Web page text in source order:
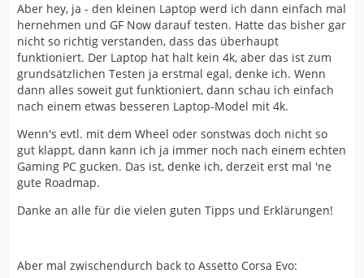
- Du machst deinen GF Now Account. Buchst einen
Monat oder gleich 6.
- Du verküpft deinen Steam/Epic/Ubisoft/EA/GOG
Account in dem du deine Spiele besitzt.
gut ausgebucht.
Es hat natürlich auch seine Nachteile:
- Es gibt spiele die Besitzt du vielleicht, sind aber auf GF
Aber hey, ja - den kleinen Laptop werd ich dann einfach mal
hernehmen und GF Now darauf testen. Hatte das bisher gar
nicht so richtig verstanden, dass das überhaupt
funktioniert. Der Laptop hat halt kein 4k, aber das ist zum
grundsätzlichen Testen ja erstmal egal, denke ich. Wenn
dann alles soweit gut funktioniert, dann schau ich einfach
nach einem etwas besseren Laptop-Model mit 4k.
Wenn's evtl. mit dem Wheel oder sonstwas doch nicht so
gut klappt, dann kann ich ja immer noch nach einem echten
Gaming PC gucken. Das ist, denke ich, derzeit erst mal 'ne
gute Roadmap.
Danke an alle für die vielen guten Tipps und Erklärungen!
Aber mal zwischendurch back to Assetto Corsa Evo: